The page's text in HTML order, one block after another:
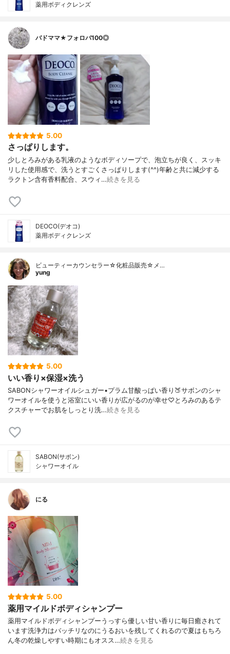
薬用ボディクレンズ
バドママ★フォロバ100◎
5.00
さっぱりします。
少しとろみがある乳液のようなボディソープで、泡立ちが良く、スッキ
リした使用感で、洗うとすごくさっぱりします(^^)年齢と共に減少する
ラクトン含有香料配合、スウィ…続きを見る
DEOCO(デオコ)
薬用ボディクレンズ
ビューティーカウンセラー☆化粧品販売☆メ…
yung
5.00
いい香り×保湿×洗う
SABONシャワーオイルシュガー•プラム甘酸っぱい香り🍑サボンのシャ
ワーオイルを使うと浴室にいい香りが広がるのが幸せ♡とろみのあるテ
クスチャーでお肌をしっとり洗…続きを見る
SABON(サボン)
シャワーオイル
にる
5.00
薬用マイルドボディシャンプー
薬用マイルドボディシャンプーうっすら優しい甘い香りに毎日癒されて
います洗浄力はバッチリなのにうるおいを残してくれるので夏はもちろ
ん冬の乾燥しやすい時期にもオスス…続きを見る